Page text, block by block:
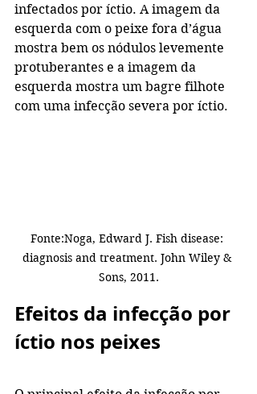
infectados por íctio. A imagem da
esquerda com o peixe fora d’água
mostra bem os nódulos levemente
protuberantes e a imagem da
esquerda mostra um bagre filhote
com uma infecção severa por íctio.
Fonte:Noga, Edward J. Fish disease:
diagnosis and treatment. John Wiley &
Sons, 2011.
Efeitos da infecção por
íctio nos peixes